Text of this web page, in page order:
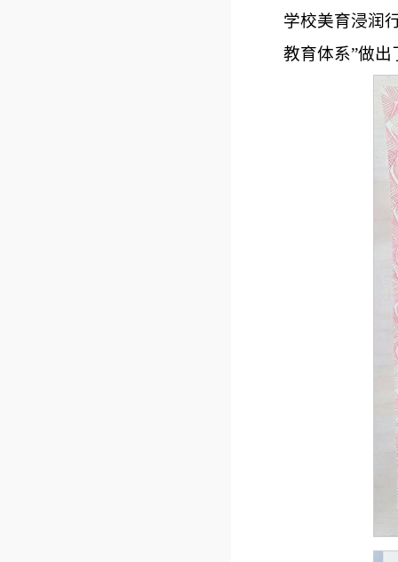
学校美育浸润
教育体系”做